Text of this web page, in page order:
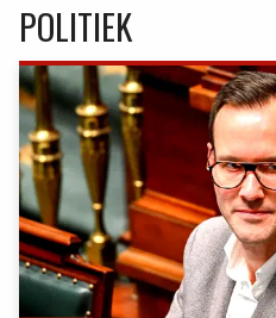
POLITIEK